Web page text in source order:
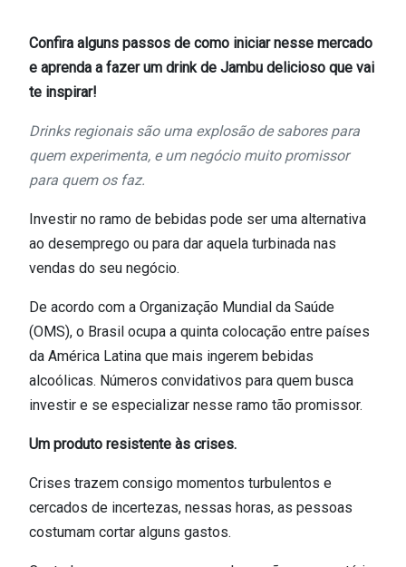
Confira alguns passos de como iniciar nesse mercado
e aprenda a fazer um drink de Jambu delicioso que vai
te inspirar!
Drinks regionais são uma explosão de sabores para
quem experimenta, e um negócio muito promissor
para quem os faz.
Investir no ramo de bebidas pode ser uma alternativa
ao desemprego ou para dar aquela turbinada nas
vendas do seu negócio.
De acordo com a Organização Mundial da Saúde
(OMS), o Brasil ocupa a quinta colocação entre países
da América Latina que mais ingerem bebidas
alcoólicas. Números convidativos para quem busca
investir e se especializar nesse ramo tão promissor.
Um produto resistente às crises.
Crises trazem consigo momentos turbulentos e
cercados de incertezas, nessas horas, as pessoas
costumam cortar alguns gastos.